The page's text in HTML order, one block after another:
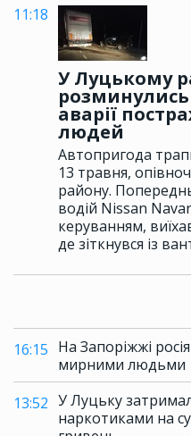
11:18
У Луцькому
розминулись
аварії
людей
Автопригода
13 травня,
району.
водій Nissan
керуванням,
де зіткнувся із
16:15 На Запоріжжі
мирними людьми
13:52 У Луцьку
наркотиками на